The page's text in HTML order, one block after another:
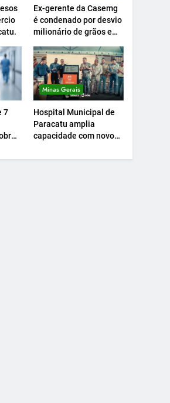
Ex-gerente da Casemg
é condenado por desvio
milionário de grãos em
7
Minas Gerais
Hospital Municipal de
Paracatu amplia
capacidade com novo